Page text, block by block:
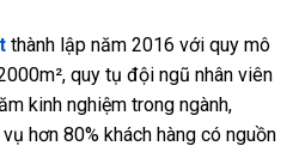
thành lập năm 2016 với quy mô
quy tụ đội ngũ nhân viên
kinh nghiệm trong ngành,
hơn 80% khách hàng có nguồn